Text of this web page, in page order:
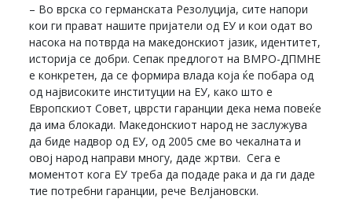
– Во врска со германската Резолуција, сите напори
кои ги прават нашите пријатели од ЕУ и кои одат во
насока на потврда на македонскиот јазик, идентитет,
историја се добри. Сепак предлогот на ВМРО-ДПМНЕ
е конкретен, да се формира влада која ќе побара од
од највисоките институции на ЕУ, како што е
Европскиот Совет, цврсти гаранции дека нема повеќе
да има блокади. Македонскиот народ не заслужува
да биде надвор од ЕУ, од 2005 сме во чекалната и
овој народ направи многу, даде жртви. Сега е
моментот кога ЕУ треба да подаде рака и да ги даде
тие потребни гаранции, рече Велјановски.